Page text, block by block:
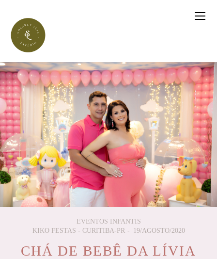
EVENTOS INFANTIS
KIKO FESTAS - CURITIBA-PR
19/AGOSTO/2020
CHÁ DE BEBÊ DA LÍVIA